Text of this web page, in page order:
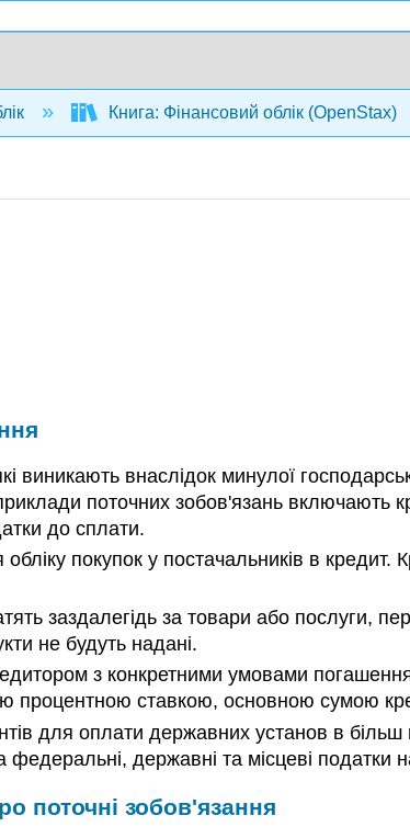
Книга: Фінансовий облік (OpenStax)
виникають внаслідок минулої
поточних зобов'язань включають
до сплати.
покупок у постачальників в
заздалегідь за товари або послуги,
не будуть надані.
з конкретними умовами
процентною ставкою, основною сумою
для оплати державних установ в
федеральні, державні та місцеві податки
поточні зобов'язання